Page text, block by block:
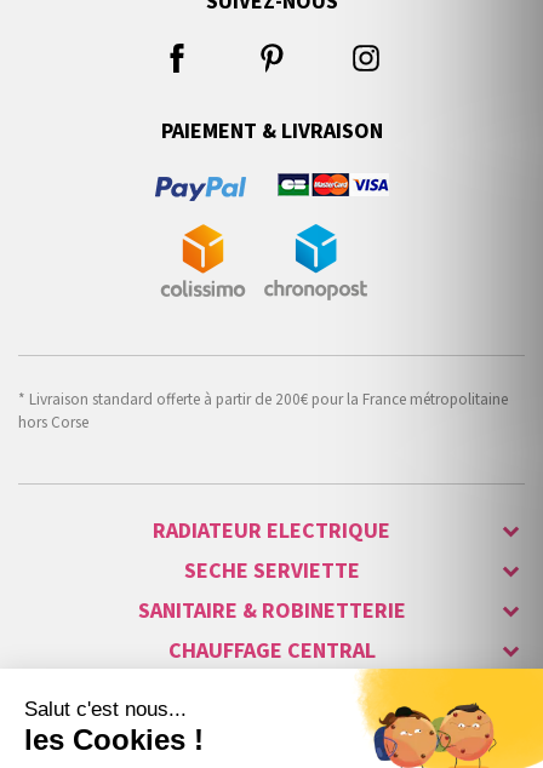
PAIEMENT & LIVRAISON
* Livraison standard offerte à partir de 200€ pour la France métropolitaine
hors Corse
RADIATEUR ELECTRIQUE
SECHE SERVIETTE
SANITAIRE & ROBINETTERIE
CHAUFFAGE CENTRAL
ALARME & SÉCURITÉ
MAISON CONNECTÉE